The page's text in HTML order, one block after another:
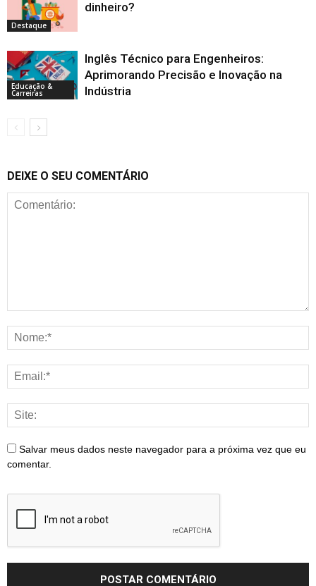
Destaque
dinheiro?
Educação &
Carreiras
Inglês Técnico para Engenheiros:
Aprimorando Precisão e Inovação na
Indústria
DEIXE O SEU COMENTÁRIO
Salvar meus dados neste navegador para a próxima vez que eu
comentar.